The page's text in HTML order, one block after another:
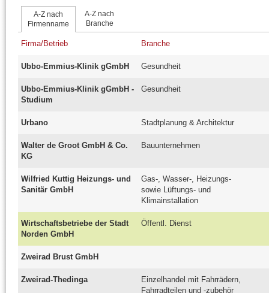
A-Z nach
Firmenname
A-Z nach
Branche
Firma/Betrieb Branche
Ubbo-Emmius-Klinik gGmbH Gesundheit
Ubbo-Emmius-Klinik gGmbH -
Studium
Gesundheit
Urbano Stadtplanung & Architektur
Walter de Groot GmbH & Co.
KG
Bauunternehmen
Wilfried Kuttig Heizungs- und
Sanitär GmbH
Gas-, Wasser-, Heizungs-
sowie Lüftungs- und
Klimainstallation
Wirtschaftsbetriebe der Stadt
Norden GmbH
Öffentl. Dienst
Zweirad Brust GmbH
Zweirad-Thedinga
Einzelhandel mit Fahrrädern,
Fahrradteilen und -zubehör